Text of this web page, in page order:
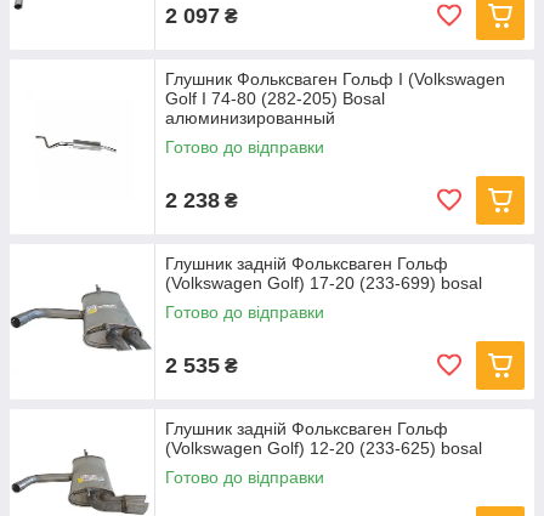
2 097 ₴
Глушник Фольксваген Гольф I (Volkswagen
Golf I 74-80 (282-205) Bosal
алюминизированный
Готово до відправки
2 238 ₴
Глушник задній Фольксваген Гольф
(Volkswagen Golf) 17-20 (233-699) bosal
Готово до відправки
2 535 ₴
Глушник задній Фольксваген Гольф
(Volkswagen Golf) 12-20 (233-625) bosal
Готово до відправки